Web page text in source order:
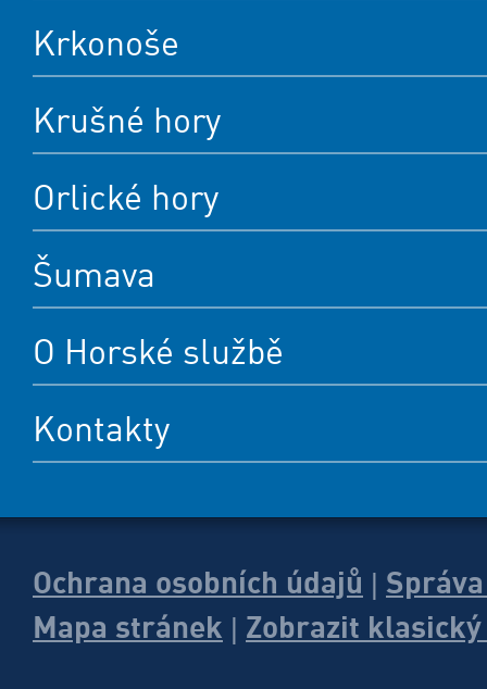
Krkonoše
Krušné hory
Orlické hory
Šumava
O Horské službě
Kontakty
Ochrana osobních údajů
Mapa stránek
Zobrazit